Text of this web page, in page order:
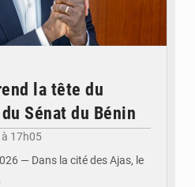
la tête du
Sénat du Bénin
à 17h05
— Dans la cité des Ajas, le